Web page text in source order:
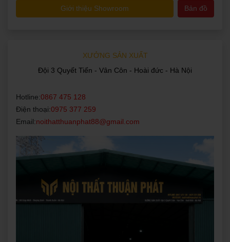
Giới thiệu Showroom Bản đồ
XƯỞNG SẢN XUẤT
Đội 3 Quyết Tiến - Vân Côn - Hoài đức - Hà Nội
Hotline:0867 475 128
Điện thoại:0975 377 259
Email:noithatthuanphat88@gmail.com